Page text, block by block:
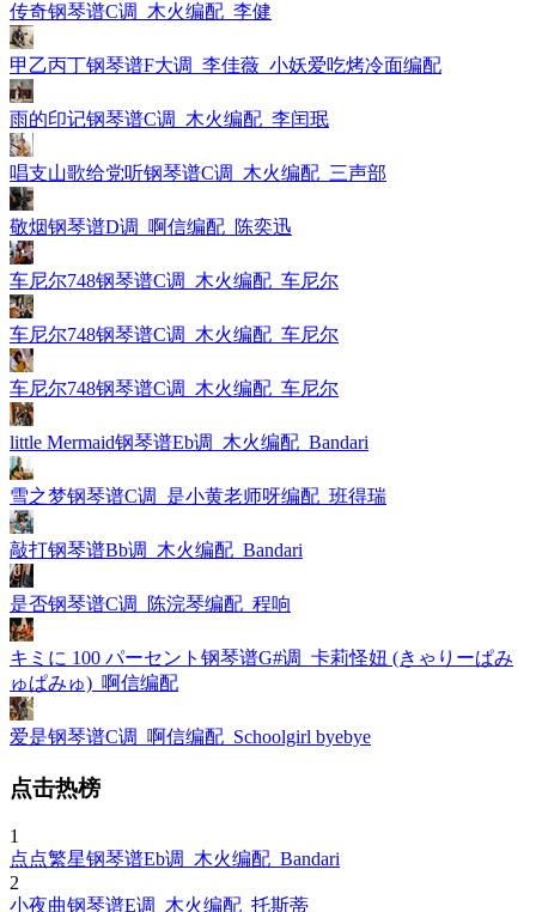
传奇钢琴谱C调_木火编配_李健
甲乙丙丁钢琴谱F大调_李佳薇_小妖爱吃烤冷面编配
雨的印记钢琴谱C调_木火编配_李闰珉
唱支山歌给党听钢琴谱C调_木火编配_三声部
敬烟钢琴谱D调_啊信编配_陈奕迅
车尼尔748钢琴谱C调_木火编配_车尼尔
车尼尔748钢琴谱C调_木火编配_车尼尔
车尼尔748钢琴谱C调_木火编配_车尼尔
little Mermaid钢琴谱Eb调_木火编配_Bandari
雪之梦钢琴谱C调_是小黄老师呀编配_班得瑞
敲打钢琴谱Bb调_木火编配_Bandari
是否钢琴谱C调_陈浣琴编配_程响
キミに 100 パーセント钢琴谱G#调_卡莉怪妞 (きゃりーぱみ
ゅぱみゅ)_啊信编配
爱是钢琴谱C调_啊信编配_Schoolgirl byebye
点击热榜
1
点点繁星钢琴谱Eb调_木火编配_Bandari
2
小夜曲钢琴谱E调_木火编配_托斯蒂